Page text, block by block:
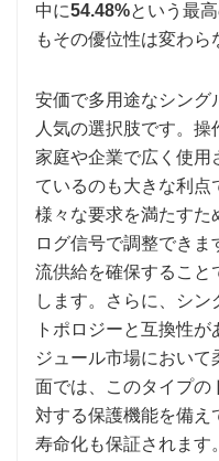
中に54.48%という最
もその優位性は変わら
安価で多用途なシング
人気の選択肢です。操
家庭や企業で広く使用
ているのも大きな利点
様々な要求を満たすた
ログ信号で調整でき
流供給を確保すること
します。さらに、シ
トポロジーと互換性
ジュール市場におい
面では、このタイプの
対する保護機能を備
寿命化も保証されます